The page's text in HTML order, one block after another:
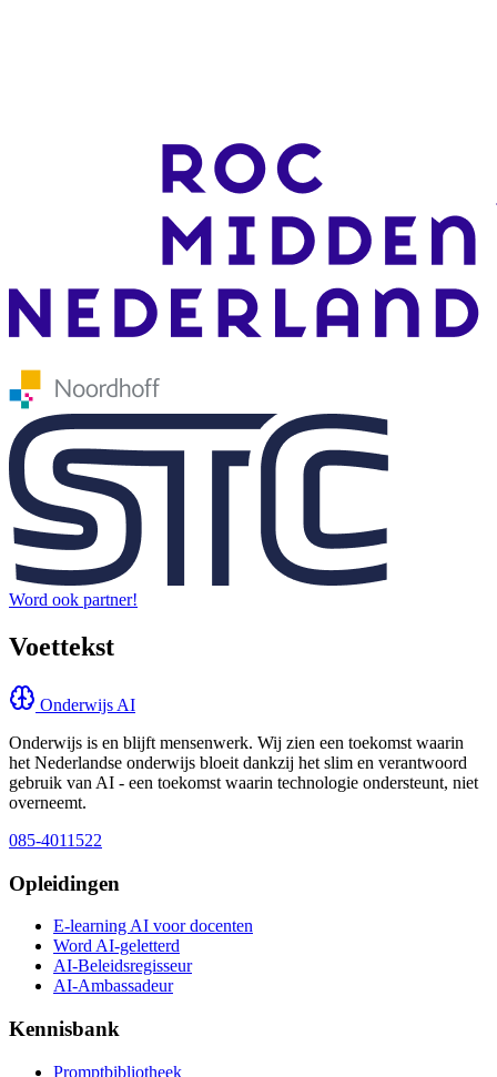
Word ook partner!
Voettekst
Onderwijs AI
Onderwijs is en blijft mensenwerk. Wij zien een toekomst waarin
het Nederlandse onderwijs bloeit dankzij het slim en verantwoord
gebruik van AI - een toekomst waarin technologie ondersteunt, niet
overneemt.
085-4011522
Opleidingen
E-learning AI voor docenten
Word AI-geletterd
AI-Beleidsregisseur
AI-Ambassadeur
Kennisbank
Promptbibliotheek